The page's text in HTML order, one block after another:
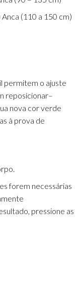
(110 a 150 cm)
permitem o ajuste
reposicionar–
nova cor verde
à prova de
rpo.
forem necessárias
pressione as